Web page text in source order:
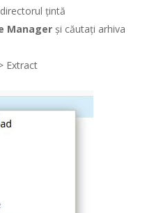
țintă
Managerși căutați arhiva
Extract